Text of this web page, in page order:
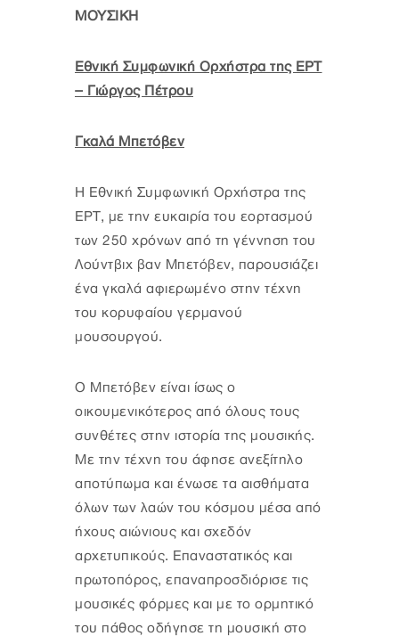
ΜΟΥΣΙΚΗ
Εθνική Συμφωνική Ορχήστρα της ΕΡΤ
– Γιώργος Πέτρου
Γκαλά Μπετόβεν
Η Εθνική Συμφωνική Ορχήστρα της
ΕΡΤ, με την ευκαιρία του εορτασμού
των 250 χρόνων από τη γέννηση του
Λούντβιχ βαν Μπετόβεν, παρουσιάζει
ένα γκαλά αφιερωμένο στην τέχνη
του κορυφαίου γερμανού
μουσουργού.
Ο Μπετόβεν είναι ίσως ο
οικουμενικότερος από όλους τους
συνθέτες στην ιστορία της μουσικής.
Με την τέχνη του άφησε ανεξίτηλο
αποτύπωμα και ένωσε τα αισθήματα
όλων των λαών του κόσμου μέσα από
ήχους αιώνιους και σχεδόν
αρχετυπικούς. Επαναστατικός και
πρωτοπόρος, επαναπροσδιόρισε τις
μουσικές φόρμες και με το ορμητικό
του πάθος οδήγησε τη μουσική στο